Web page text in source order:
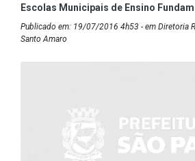
Escolas Municipais de Ensino
Publicado em: 19/07/2016 4h53 - em Diretoria
Santo Amaro